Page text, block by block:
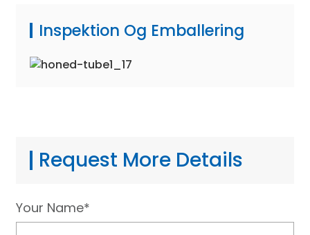
Inspektion Og Emballering
Request More Details
Your Name*